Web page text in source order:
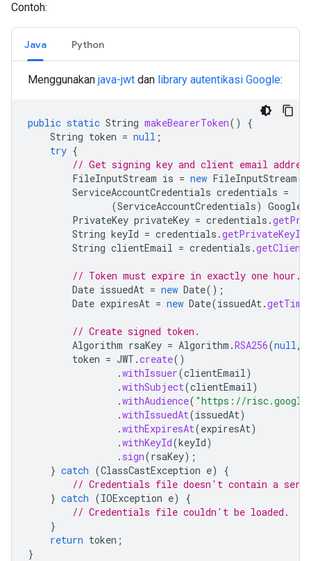
Contoh:
Java Python
Menggunakan java-jwt dan library autentikasi Google:
public static String makeBearerToken()
{
String token = null ;
try {
// Get signing key and client email
FileInputStream is = new FileInputStream(
ServiceAccountCredentials credentials =
(ServiceAccountCredentials)
PrivateKey privateKey = credentials .
String keyId = credentials .getPrivateKeyId
String clientEmail = credentials .
// Token must expire in exactly one hour.
Date issuedAt = new Date();
Date expiresAt = new Date(issuedAt.getTime
// Create signed token.
Algorithm rsaKey = Algorithm .RSA256(null,
token = JWT .create()
.withIssuer(clientEmail)
.withSubject(clientEmail)
.withAudience( "https://
.withIssuedAt(issuedAt)
.withExpiresAt(expiresAt)
.withKeyId(keyId)
. sign(rsaKey);
} catch (ClassCastException e)
{
// Credentials file doesn't contain a
} catch (IOException e)
{
// Credentials file couldn't be loaded.
}
return token ;
}